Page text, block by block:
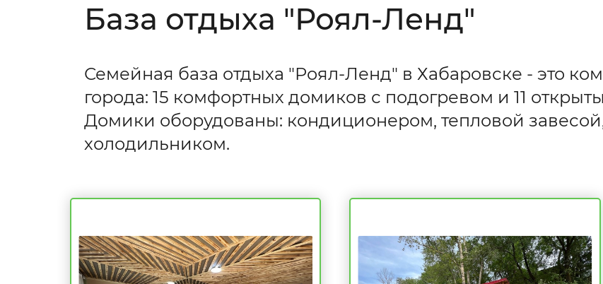
База отдыха "Роял-Ленд"
Семейная база отдыха "Роял-Ленд" в Хабаровске - это
города: 15 комфортных домиков с подогревом и 11
Домики оборудованы: кондиционером, тепловой
холодильником.